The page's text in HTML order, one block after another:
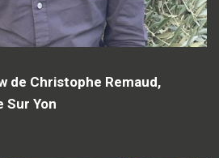
de Christophe Remaud,
Sur Yon